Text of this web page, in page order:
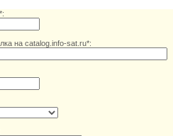
на catalog.info-sat.ru*: